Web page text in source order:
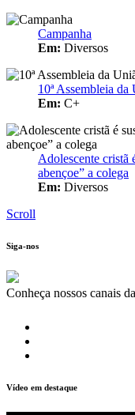
Campanha
Em: Diversos
10ª Assembleia
Em: C+
Adolescente cristã
abençoe” a colega
Em: Diversos
Scroll
Siga-nos
Conheça nossos canais
Vídeo em destaque